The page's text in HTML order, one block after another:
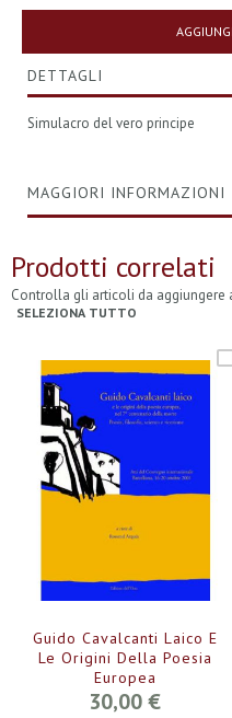
DETTAGLI
Simulacro del vero principe
MAGGIORI INFORMAZIONI
Prodotti correlati
Controlla gli articoli da aggiungere
SELEZIONA TUTTO
Guido Cavalcanti Laico E
Le Origini Della Poesia
Europea
30,00 €